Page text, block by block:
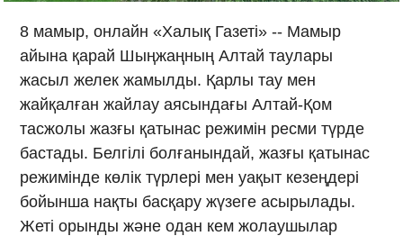
8 мамыр, онлайн «Халық Газеті» -- Мамыр
айына қарай Шыңжаңның Алтай таулары
жасыл желек жамылды. Қарлы тау мен
жайқалған жайлау аясындағы Алтай-Қом
тасжолы жазғы қатынас режимін ресми түрде
бастады. Белгілі болғанындай, жазғы қатынас
режимінде көлік түрлері мен уақыт кезеңдері
бойынша нақты басқару жүзеге асырылады.
Жеті орынды және одан кем жолаушылар